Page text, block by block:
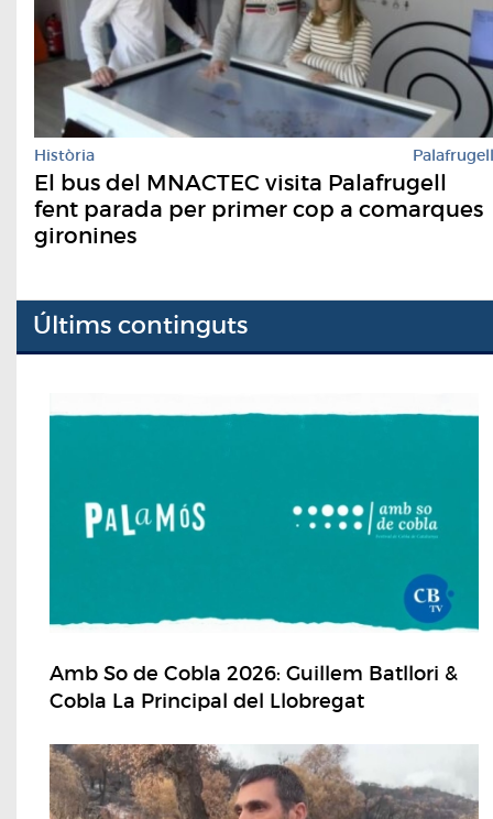
Història Palafrugell
El bus del MNACTEC visita Palafrugell
fent parada per primer cop a comarques
gironines
Últims continguts
Amb So de Cobla 2026: Guillem Batllori &
Cobla La Principal del Llobregat